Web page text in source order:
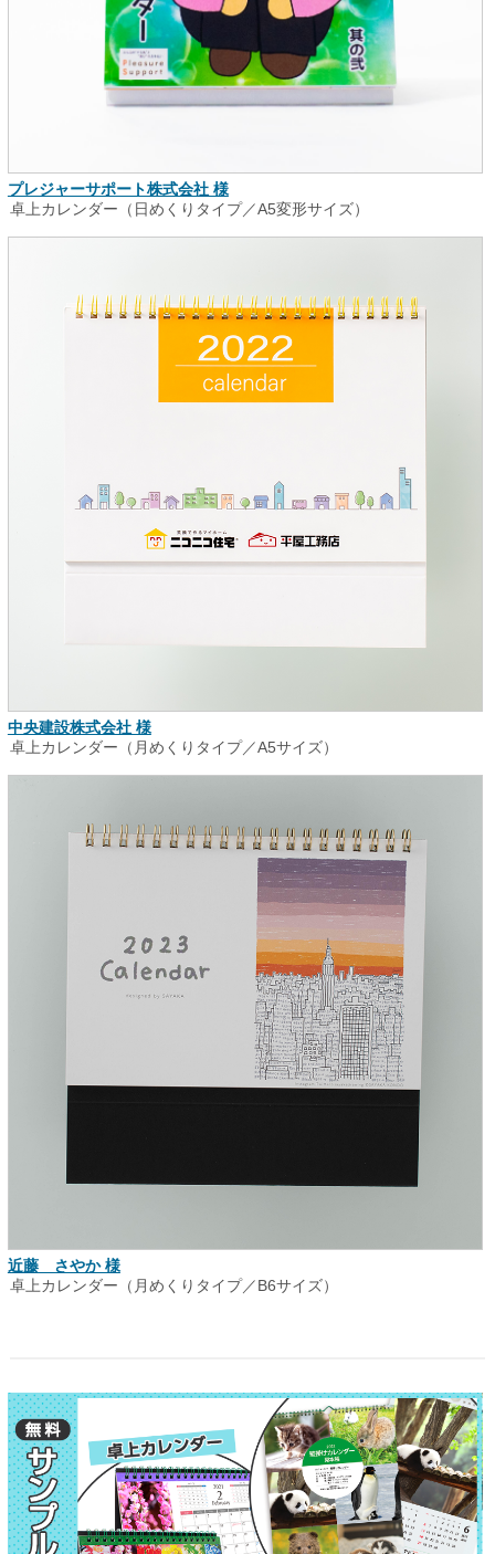
プレジャーサポート株式会社 様
卓上カレンダー（日めくりタイプ／A5変形サイズ）
中央建設株式会社 様
卓上カレンダー（月めくりタイプ／A5サイズ）
近藤 さやか 様
卓上カレンダー（月めくりタイプ／B6サイズ）